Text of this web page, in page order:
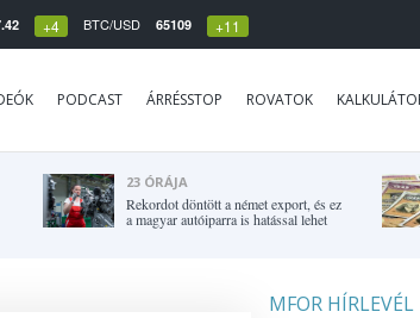
+4 BTC/USD 65109 +11
PODCAST ÁRRÉSSTOP ROVATOK
23 ÓRÁJA
Rekordot döntött a német export, és ez
a magyar autóiparra is hatással lehet
MFOR HÍRLEVÉL